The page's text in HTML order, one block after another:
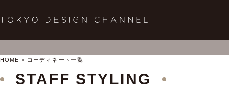
HOME コーディネート一覧
STAFF STYLING